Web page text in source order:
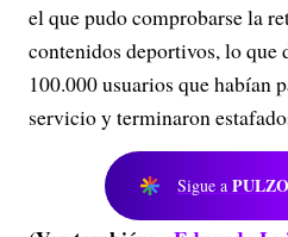
el que pudo comprobarse la
contenidos deportivos, lo que
100.000 usuarios que habían
servicio y terminaron
Sigue a PULZO